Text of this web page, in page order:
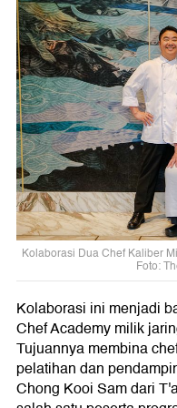
Kolaborasi Dua Chef Kaliber
Foto:
Kolaborasi ini menjadi
Chef Academy milik
Tujuannya membina
pelatihan dan
Chong Kooi Sam dari